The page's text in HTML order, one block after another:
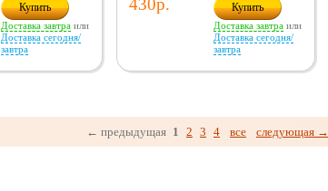
Купить
Доставка завтра или
Доставка сегодня/
завтра
430р. Купить
Доставка завтра или
Доставка сегодня/
завтра
← предыдущая 1 2 3 4 все следующая →